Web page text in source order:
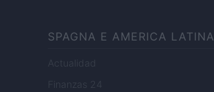
SPAGNA E AMERICA LATINA
Actualidad
Finanzas 24